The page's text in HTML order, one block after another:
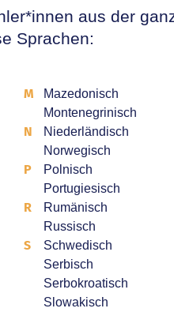
aus der
Sprachen:
M
Mazedonisch
Montenegrinisch
N
Niederländisch
Norwegisch
P
Polnisch
Portugiesisch
R
Rumänisch
Russisch
S
Schwedisch
Serbisch
Serbokroatisch
Slowakisch